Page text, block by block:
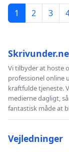
1 2 3
Vi tilbyder at hoste
professionel online
kraftfulde tjeneste.
medierne dagligt,
fantastisk måde at
Vejledninger